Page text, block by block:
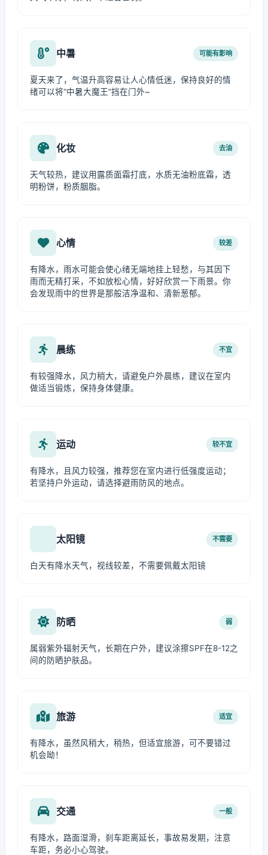
中暑 可能有影响
夏天来了，气温升高容易让人心情低迷，保持良好的情
绪可以将“中暑大魔王”挡在门外~
化妆 去油
天气较热，建议用露质面霜打底，水质无油粉底霜，透
明粉饼，粉质胭脂。
心情 较差
有降水，雨水可能会使心绪无端地挂上轻愁，与其因下
雨而无精打采，不如放松心情，好好欣赏一下雨景。你
会发现雨中的世界是那般洁净温和、清新葱郁。
晨练 不宜
有较强降水，风力稍大，请避免户外晨练，建议在室内
做适当锻炼，保持身体健康。
运动 较不宜
有降水，且风力较强，推荐您在室内进行低强度运动；
若坚持户外运动，请选择避雨防风的地点。
太阳镜 不需要
白天有降水天气，视线较差，不需要佩戴太阳镜
防晒 弱
属弱紫外辐射天气，长期在户外，建议涂擦SPF在8-12之
间的防晒护肤品。
旅游 适宜
有降水，虽然风稍大，稍热，但适宜旅游，可不要错过
机会呦！
交通 一般
有降水，路面湿滑，刹车距离延长，事故易发期，注意
车距，务必小心驾驶。